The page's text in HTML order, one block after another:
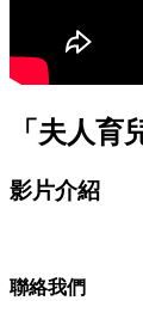
「夫人
影片介紹
聯絡我們